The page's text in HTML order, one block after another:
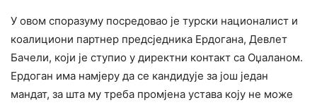
У овом споразуму посредовао је турски националист и
коалициони партнер предсједника Ердогана, Девлет
Бачели, који је ступио у директни контакт са Оџаланом.
Ердоган има намјеру да се кандидује за још један
мандат, за шта му треба промјена устава коју не може